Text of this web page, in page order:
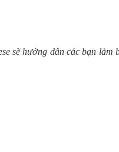
sẽ hướng dẫn các bạn làm